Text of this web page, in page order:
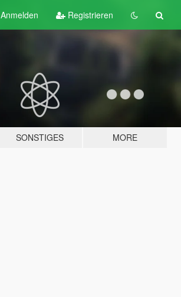
Anmelden Registrieren
SONSTIGES MORE